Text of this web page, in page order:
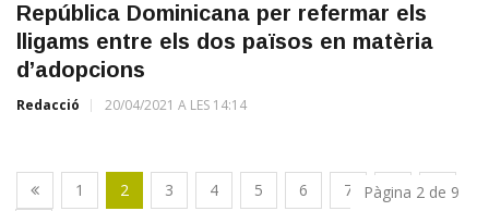
República Dominicana per refermar els
lligams entre els dos països en matèria
d’adopcions
Redacció 20/04/2021 A LES 14:14
1 2 3 4 5 6 7 8 9
Pàgina 2 de 9